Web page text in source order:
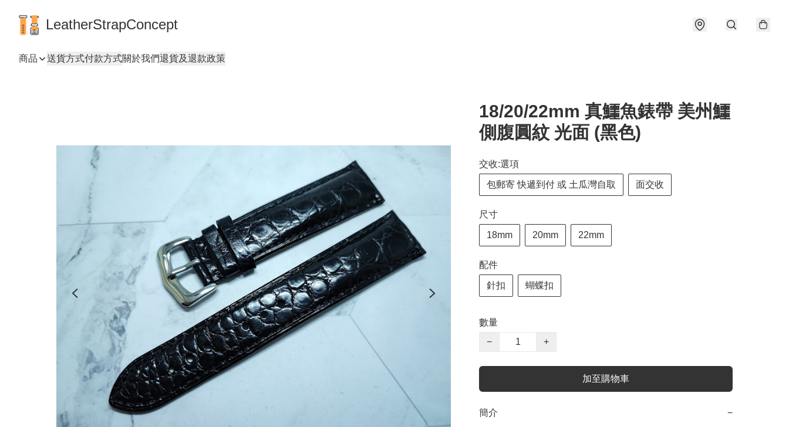
LeatherStrapConcept
商品 送貨方式付款方式關於我們退貨及退款政策
18/20/22mm 真鱷魚錶帶 美州鱷
側腹圓紋 光面 (黑色)
交收:選項
包郵寄 快遞到付 或 土瓜灣自取 面交收
尺寸
18mm 20mm 22mm
配件
針扣 蝴蝶扣
數量
−
+
加至購物車
簡介 −